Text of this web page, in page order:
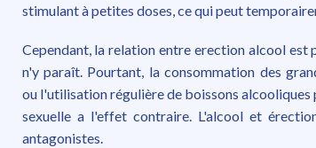
stimulant à petites doses, ce qui peut
Cependant, la relation entre erection alcool est
n'y paraît. Pourtant, la consommation des
ou l'utilisation régulière de boissons alcooliques
sexuelle a l'effet contraire. L'alcool et
antagonistes.